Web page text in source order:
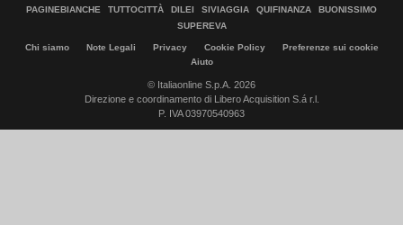
PAGINEBIANCHE
TUTTOCITTÀ DILEI SIVIAGGIA QUIFINANZA
BUONISSIMO
SUPEREVA
Chi siamo Note Legali Privacy Cookie Policy
Preferenze sui cookie
Aiuto
© Italiaonline S.p.A. 2026
Direzione e coordinamento di Libero Acquisition S.á r.l.
P. IVA 03970540963